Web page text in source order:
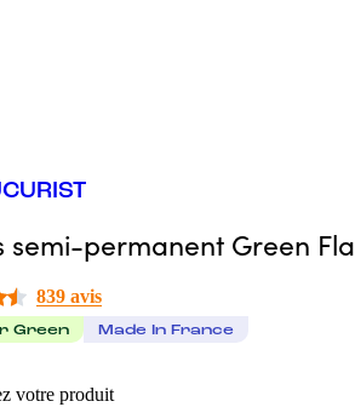
semi-permanent Green
839 avis
Green Made In France
votre produit